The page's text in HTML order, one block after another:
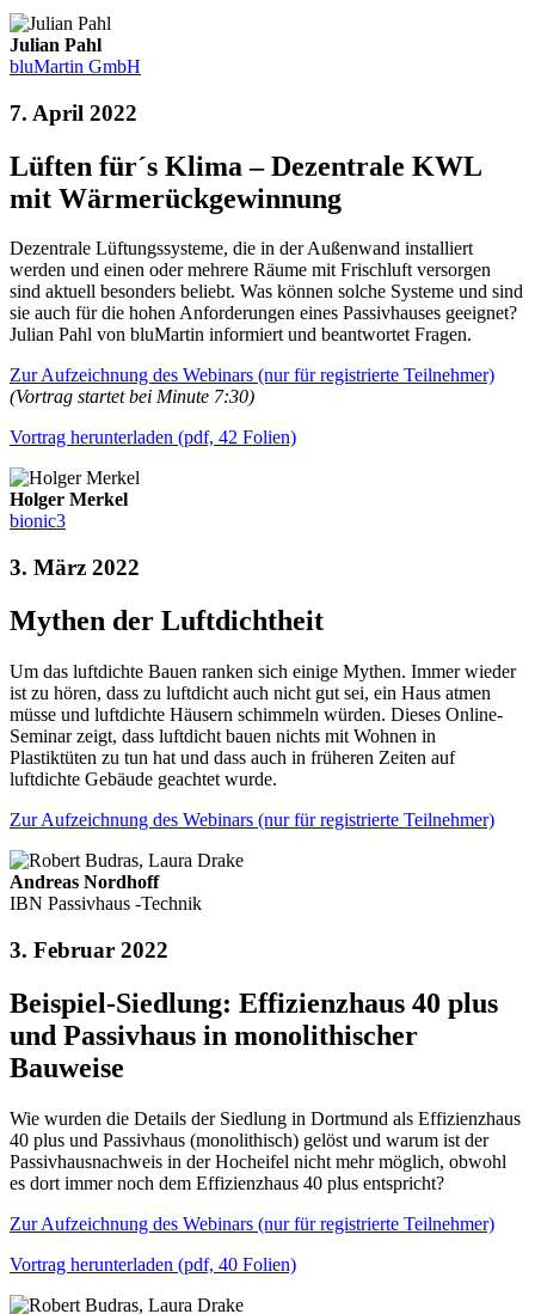
Julian Pahl
bluMartin GmbH
7. April 2022
Lüften für´s Klima – Dezentrale KWL
mit Wärmerückgewinnung
Dezentrale Lüftungssysteme, die in der Außenwand installiert
werden und einen oder mehrere Räume mit Frischluft versorgen
sind aktuell besonders beliebt. Was können solche Systeme und sind
sie auch für die hohen Anforderungen eines Passivhauses geeignet?
Julian Pahl von bluMartin informiert und beantwortet Fragen.
Zur Aufzeichnung des Webinars (nur für registrierte Teilnehmer)
(Vortrag startet bei Minute 7:30)
Vortrag herunterladen (pdf, 42 Folien)
Holger Merkel
bionic3
3. März 2022
Mythen der Luftdichtheit
Um das luftdichte Bauen ranken sich einige Mythen. Immer wieder
ist zu hören, dass zu luftdicht auch nicht gut sei, ein Haus atmen
müsse und luftdichte Häusern schimmeln würden. Dieses Online-
Seminar zeigt, dass luftdicht bauen nichts mit Wohnen in
Plastiktüten zu tun hat und dass auch in früheren Zeiten auf
luftdichte Gebäude geachtet wurde.
Zur Aufzeichnung des Webinars (nur für registrierte Teilnehmer)
Andreas Nordhoff
IBN Passivhaus -Technik
3. Februar 2022
Beispiel-Siedlung: Effizienzhaus 40 plus
und Passivhaus in monolithischer
Bauweise
Wie wurden die Details der Siedlung in Dortmund als Effizienzhaus
40 plus und Passivhaus (monolithisch) gelöst und warum ist der
Passivhausnachweis in der Hocheifel nicht mehr möglich, obwohl
es dort immer noch dem Effizienzhaus 40 plus entspricht?
Zur Aufzeichnung des Webinars (nur für registrierte Teilnehmer)
Vortrag herunterladen (pdf, 40 Folien)